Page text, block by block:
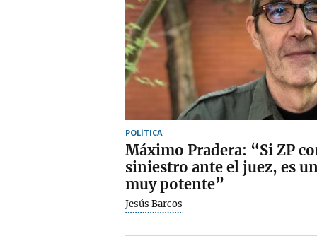
POLÍTICA
Máximo Pradera: “Si ZP
siniestro ante el juez, es
muy potente”
Jesús Barcos